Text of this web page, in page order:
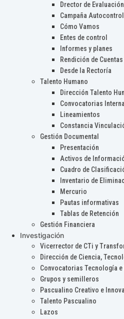
Drector de
Campaña Autocontrol
Cómo Vamos
Entes de control
Informes y planes
Rendición de Cuentas
Desde la Rectoría
Talento Humano
Dirección Talento
Convocatorias
Lineamientos
Constancia
Gestión Documental
Presentación
Activos de
Cuadro de
Inventario de
Mercurio
Pautas informativas
Tablas de Retención
Gestión Financiera
Investigación
Vicerrector de CTi y
Dirección de Ciencia,
Convocatorias Tecnología
Grupos y semilleros
Pascualino Creativo e
Talento Pascualino
Lazos